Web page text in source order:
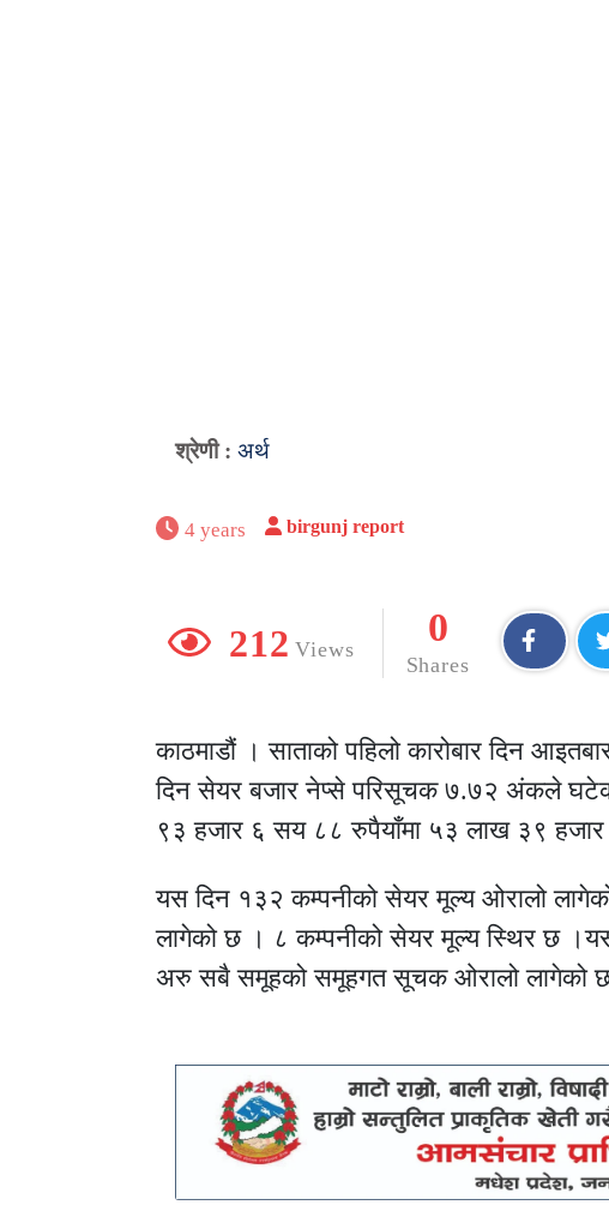
श्रेणी : अर्थ
4 years birgunj report
212 Views
0
Shares
काठमाडौं । साताको पहिलो कारोबार दिन
दिन सेयर बजार नेप्से परिसूचक ७.७२ अंकले
९३ हजार ६ सय ८८ रुपैयाँमा ५३ लाख ३९ हजार
यस दिन १३२ कम्पनीको सेयर मूल्य ओरालो
लागेको छ । ८ कम्पनीको सेयर मूल्य स्थिर छ
अरु सबै समूहको समूहगत सूचक ओरालो लागेको